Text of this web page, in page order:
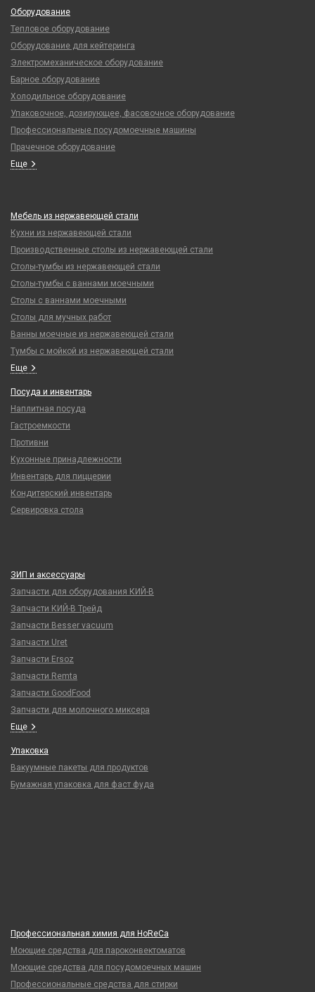
Оборудование
Тепловое оборудование
Оборудование для кейтеринга
Электромеханическое оборудование
Барное оборудование
Холодильное оборудование
Упаковочное, дозирующее, фасовочное оборудование
Профессиональные посудомоечные машины
Прачечное оборудование
Еще
Мебель из нержавеющей стали
Кухни из нержавеющей стали
Производственные столы из нержавеющей стали
Столы-тумбы из нержавеющей стали
Столы-тумбы с ваннами моечными
Столы с ваннами моечными
Столы для мучных работ
Ванны моечные из нержавеющей стали
Тумбы с мойкой из нержавеющей стали
Еще
Посуда и инвентарь
Наплитная посуда
Гастроемкости
Противни
Кухонные принадлежности
Инвентарь для пиццерии
Кондитерский инвентарь
Сервировка стола
ЗИП и аксессуары
Запчасти для оборудования КИЙ-В
Запчасти КИЙ-В Трейд
Запчасти Besser vacuum
Запчасти Uret
Запчасти Ersoz
Запчасти Remta
Запчасти GoodFood
Запчасти для молочного миксера
Еще
Упаковка
Вакуумные пакеты для продуктов
Бумажная упаковка для фаст фуда
Профессиональная химия для HoReCa
Моющие средства для пароконвектоматов
Моющие средства для посудомоечных машин
Профессиональные средства для стирки